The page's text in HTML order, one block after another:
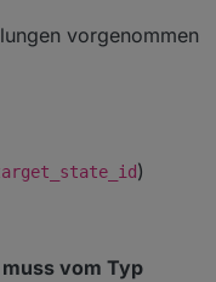
vorgenommen
)
muss vom Typ